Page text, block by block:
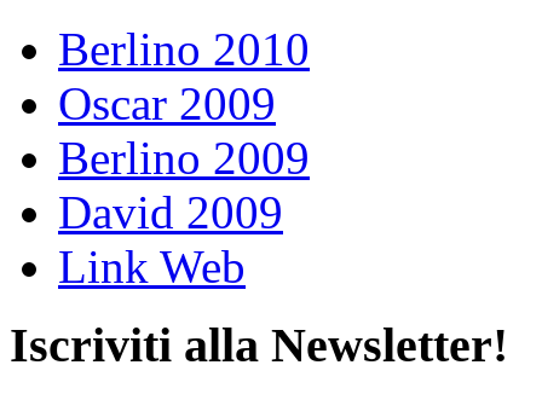
Berlino 2010
Oscar 2009
Berlino 2009
David 2009
Link Web
Iscriviti alla Newsletter!